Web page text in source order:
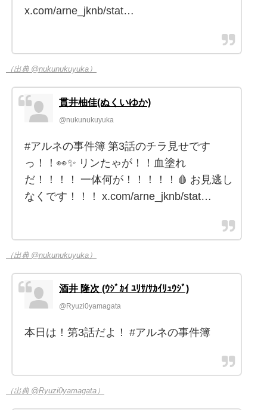
x.com/arne_jknb/stat…
（出典 @nukunukuyuka）
貫井柚佳(ぬくいゆか)
@nukunukuyuka
#アルネの事件簿 第3話のチラ見せです
っ！！👀✨ リンたゃが！！血塗れ
だ！！！！ 一体何が！！！！！🩸 お見逃し
なくです！！！ x.com/arne_jknb/stat…
（出典 @nukunukuyuka）
酒井 隆次 (ｳｼﾞｶｲ ﾕﾘｻ/ｻｶｲﾘｭｳｼﾞ)
@Ryuzi0yamagata
本日は！第3話だよ！ #アルネの事件簿
（出典 @Ryuzi0yamagata）